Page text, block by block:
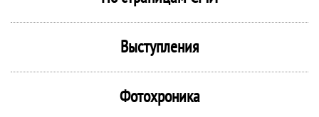
Выступления
Фотохроника